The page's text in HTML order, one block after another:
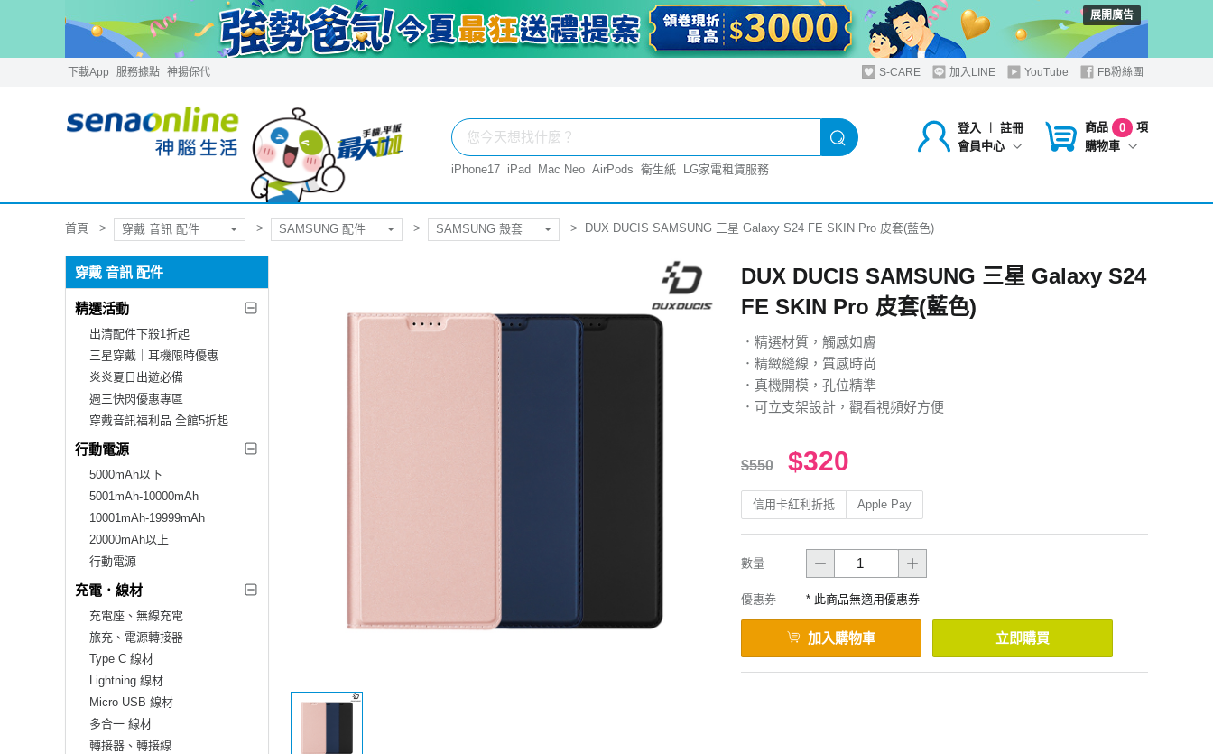
展開廣告
下載App 服務據點 神揚保代 S-CARE 加入LINE YouTube FB粉絲團
登入 ︱
註冊
會員中心
商品 0
項
購物車
iPhone17 iPad Mac Neo AirPods 衛生紙 LG家電租賃服務
首頁 穿戴 音訊 配件 SAMSUNG 配件 SAMSUNG 殼套 DUX DUCIS SAMSUNG 三星 Galaxy S24 FE SKIN Pro 皮套(藍色)
穿戴 音訊 配件
精選活動
出清配件下殺1折起
三星穿戴｜耳機限時優惠
炎炎夏日出遊必備
週三快閃優惠專區
穿戴音訊福利品 全館5折起
行動電源
5000mAh以下
5001mAh-10000mAh
10001mAh-19999mAh
20000mAh以上
行動電源
充電．線材
充電座、無線充電
旅充、電源轉接器
Type C 線材
Lightning 線材
Micro USB 線材
多合一 線材
轉接器、轉接線
DUX DUCIS SAMSUNG 三星 Galaxy S24
FE SKIN Pro 皮套(藍色)
．精選材質，觸感如膚
．精緻縫線，質感時尚
．真機開模，孔位精準
．可立支架設計，觀看視頻好方便
$550 $320
信用卡紅利折抵 Apple Pay
數量
優惠券 * 此商品無適用優惠券
加入購物車 立即購買